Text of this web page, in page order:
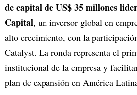
de capital de US$ 35 millones
Capital, un inversor global en
alto crecimiento, con la
Catalyst. La ronda representa el
institucional de la empresa y
plan de expansión en América